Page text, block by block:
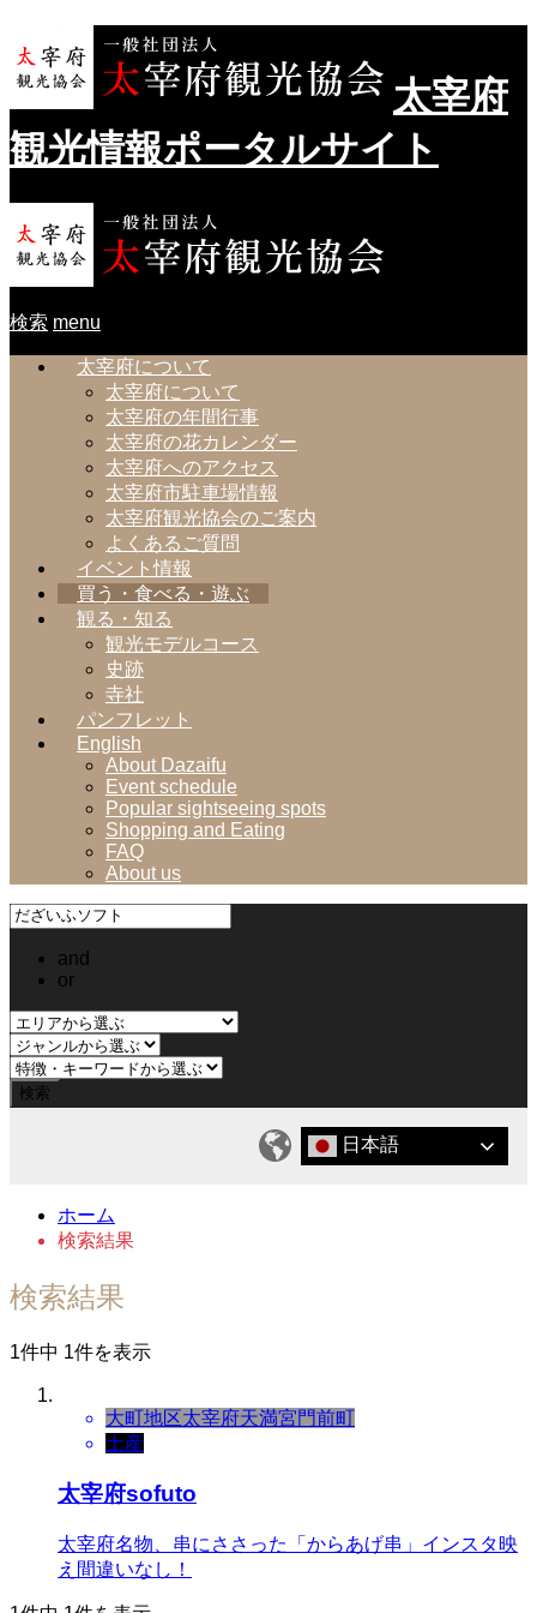
太宰府
観光情報ポータルサイト
検索 menu
太宰府について
太宰府について
太宰府の年間行事
太宰府の花カレンダー
太宰府へのアクセス
太宰府市駐車場情報
太宰府観光協会のご案内
よくあるご質問
イベント情報
買う・食べる・遊ぶ
観る・知る
観光モデルコース
史跡
寺社
パンフレット
English
About Dazaifu
Event schedule
Popular sightseeing spots
Shopping and Eating
FAQ
About us
and
or
日本語
ホーム
検索結果
検索結果
1件中 1件を表示
大町地区太宰府天満宮門前町
土産
太宰府sofuto
太宰府名物、串にささった「からあげ串」インスタ映
え間違いなし！